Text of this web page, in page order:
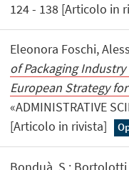
124 - 138 [Articolo in
Eleonora Foschi,
of Packaging
European Strategy
«ADMINISTRATIVE
[Articolo in rivista]
Bonduà, S.; Bortolotti,